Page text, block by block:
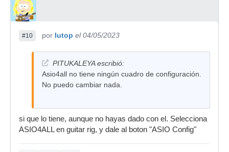
#10 por lutop el 04/05/2023
PITUKALEYA escribió:
Asio4all no tiene ningún cuadro de configuración.
No puedo cambiar nada.
si que lo tiene, aunque no hayas dado con el. Selecciona
ASIO4ALL en guitar rig, y dale al boton "ASIO Config"